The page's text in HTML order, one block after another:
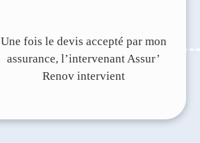
Une fois le devis accepté par mon
assurance, l’intervenant Assur’
Renov intervient